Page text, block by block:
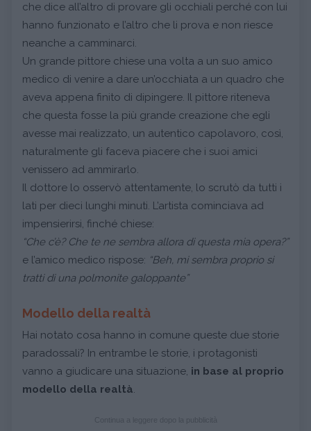
che dice all’altro di provare gli occhiali perché con lui
hanno funzionato e l’altro che li prova e non riesce
neanche a camminarci.
Un grande pittore chiese una volta a un suo amico
medico di venire a dare un’occhiata a un quadro che
aveva appena finito di dipingere. Il pittore riteneva
che questa fosse la più grande creazione che egli
avesse mai realizzato, un autentico capolavoro, così,
naturalmente gli faceva piacere che i suoi amici
venissero ad ammirarlo.
Il dottore lo osservò attentamente, lo scrutò da tutti i
lati per dieci lunghi minuti. L’artista cominciava ad
impensierirsi, finché chiese:
“Che c’è? Che te ne sembra allora di questa mia opera?”
e l’amico medico rispose: “Beh, mi sembra proprio si
tratti di una polmonite galoppante”
Modello della realtà
Hai notato cosa hanno in comune queste due storie
paradossali? In entrambe le storie, i protagonisti
vanno a giudicare una situazione, in base al proprio
modello della realtà.